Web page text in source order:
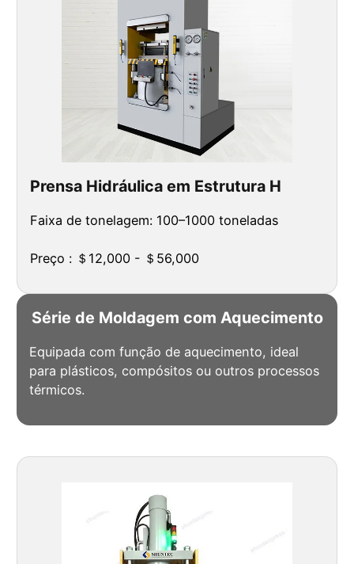
Prensa Hidráulica em Estrutura H
Faixa de tonelagem: 100–1000 toneladas
Preço : ＄12,000 - ＄56,000
Série de Moldagem com Aquecimento
Equipada com função de aquecimento, ideal
para plásticos, compósitos ou outros processos
térmicos.